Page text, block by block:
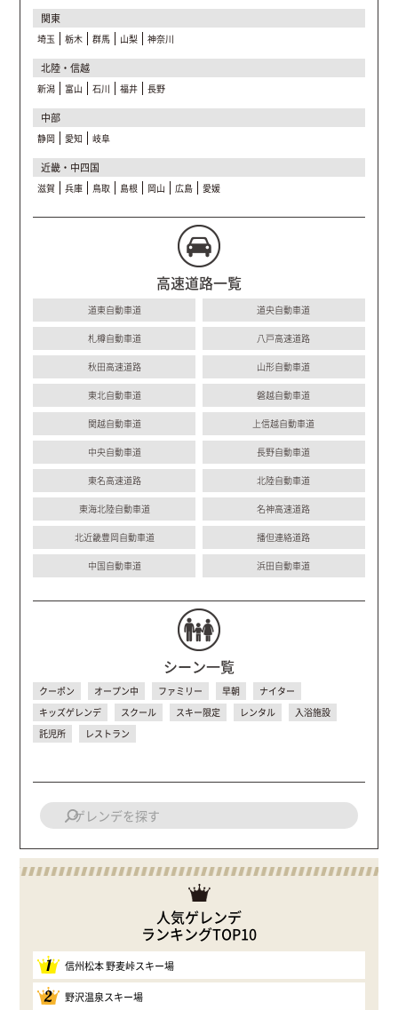
関東
埼玉 栃木 群馬 山梨 神奈川
北陸・信越
新潟 富山 石川 福井 長野
中部
静岡 愛知 岐阜
近畿・中四国
滋賀 兵庫 鳥取 島根 岡山 広島 愛媛
高速道路一覧
道東自動車道 道央自動車道
札樽自動車道 八戸高速道路
秋田高速道路 山形自動車道
東北自動車道 磐越自動車道
関越自動車道 上信越自動車道
中央自動車道 長野自動車道
東名高速道路 北陸自動車道
東海北陸自動車道 名神高速道路
北近畿豊岡自動車道 播但連絡道路
中国自動車道 浜田自動車道
シーン一覧
クーポン オープン中 ファミリー 早朝
ナイター
キッズゲレンデ
スクール スキー限定 レンタル
入浴施設
託児所
レストラン
人気ゲレンデ
ランキングTOP10
1 信州松本 野麦峠スキー場
2 野沢温泉スキー場